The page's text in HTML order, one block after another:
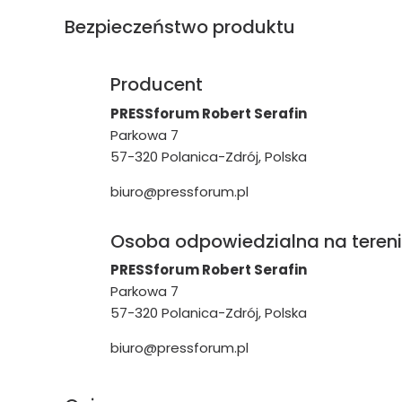
Bezpieczeństwo produktu
Producent
PRESSforum Robert Serafin
Parkowa 7
57-320 Polanica-Zdrój, Polska
biuro@pressforum.pl
Osoba odpowiedzialna na
PRESSforum Robert Serafin
Parkowa 7
57-320 Polanica-Zdrój, Polska
biuro@pressforum.pl